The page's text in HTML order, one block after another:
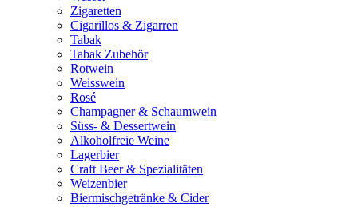
Zigaretten
Cigarillos & Zigarren
Tabak
Tabak Zubehör
Rotwein
Weisswein
Rosé
Champagner & Schaumwein
Süss- & Dessertwein
Alkoholfreie Weine
Lagerbier
Craft Beer & Spezialitäten
Weizenbier
Biermischgetränke & Cider